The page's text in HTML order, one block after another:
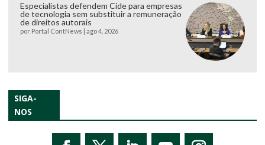
Especialistas defendem Cide para empresas
de tecnologia sem substituir a remuneração
de direitos autorais
por Portal ContNews ago 4, 2026
SIGA-
NOS